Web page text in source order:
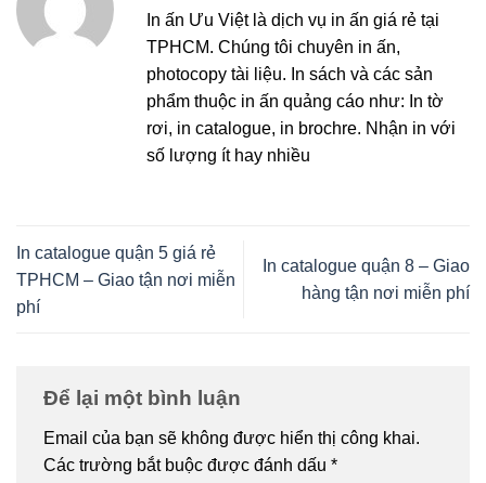
In ấn Ưu Việt là dịch vụ in ấn giá rẻ tại
TPHCM. Chúng tôi chuyên in ấn,
photocopy tài liệu. In sách và các sản
phẩm thuộc in ấn quảng cáo như: In tờ
rơi, in catalogue, in brochre. Nhận in với
số lượng ít hay nhiều
In catalogue quận 5 giá rẻ
TPHCM – Giao tận nơi miễn
phí
In catalogue quận 8 – Giao
hàng tận nơi miễn phí
Để lại một bình luận
Email của bạn sẽ không được hiển thị công khai.
Các trường bắt buộc được đánh dấu *